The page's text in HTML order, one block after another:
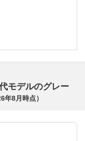
モデルのグレー
年8月 時点）